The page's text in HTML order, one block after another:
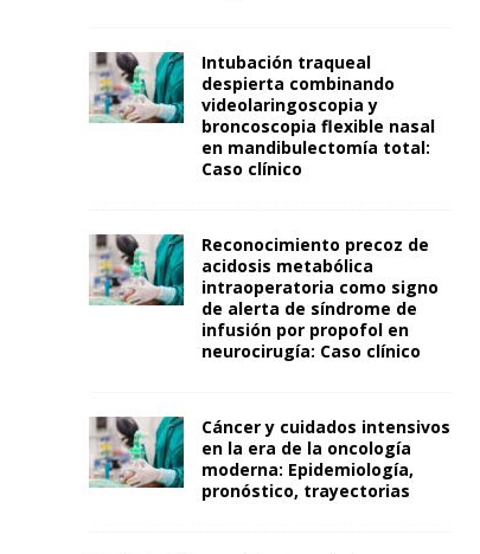
Intubación traqueal
despierta combinando
videolaringoscopia y
broncoscopia flexible nasal
en mandibulectomía total:
Caso clínico
Reconocimiento precoz de
acidosis metabólica
intraoperatoria como signo
de alerta de síndrome de
infusión por propofol en
neurocirugía: Caso clínico
Cáncer y cuidados intensivos
en la era de la oncología
moderna: Epidemiología,
pronóstico, trayectorias